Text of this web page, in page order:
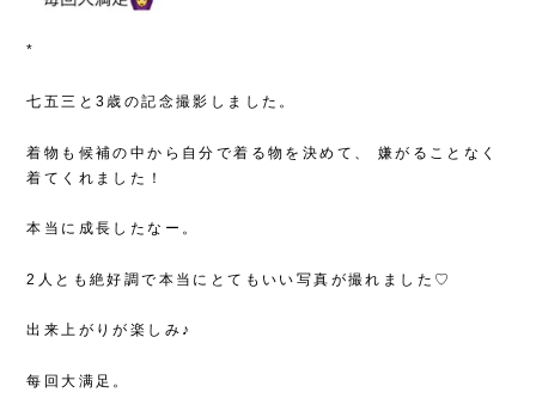
*
七五三と3歳の記念撮影しました。
着物も候補の中から自分で着る物を決めて、
嫌がることなく
着てくれました！
本当に成長したなー。
2人とも絶好調で本当にとてもいい写真が撮れました♡
出来上がりが楽しみ♪
每回大满足。